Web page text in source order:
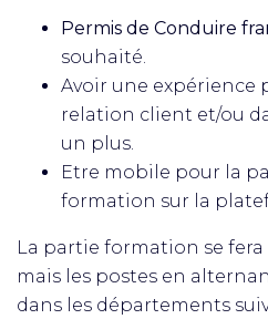
Permis de Conduire
souhaité.
Avoir une expérience
relation client et/ou
un plus.
Etre mobile pour la
formation sur la
La partie formation se fera
mais les postes en
dans les départements